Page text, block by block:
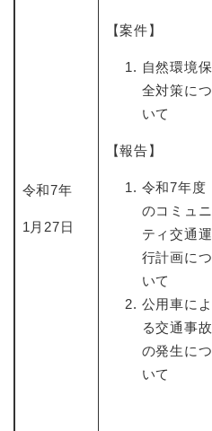
令和7年
1月27日
【案件】
自然環境保
全対策につ
いて
【報告】
令和7年度
のコミュニ
ティ交通運
行計画につ
いて
公用車によ
る交通事故
の発生につ
いて